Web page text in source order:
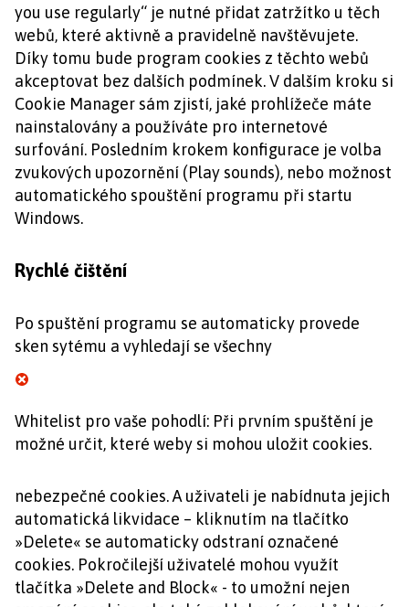
you use regularly“ je nutné přidat zatržítko u těch
webů, které aktivně a pravidelně navštěvujete.
Díky tomu bude program cookies z těchto webů
akceptovat bez dalších podmínek. V dalším kroku si
Cookie Manager sám zjistí, jaké prohlížeče máte
nainstalovány a používáte pro internetové
surfování. Posledním krokem konfigurace je volba
zvukových upozornění (Play sounds), nebo možnost
automatického spouštění programu při startu
Windows.
Rychlé čištění
Po spuštění programu se automaticky provede
sken sytému a vyhledají se všechny
Whitelist pro vaše pohodlí: Při prvním spuštění je
možné určit, které weby si mohou uložit cookies.
nebezpečné cookies. A uživateli je nabídnuta jejich
automatická likvidace – kliknutím na tlačítko
»Delete« se automaticky odstraní označené
cookies. Pokročilejší uživatelé mohou využít
tlačítka »Delete and Block« - to umožní nejen